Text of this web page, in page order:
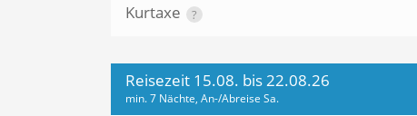
Kurtaxe ?
Reisezeit 15.08. bis 22.08.26
min. 7 Nächte, An-/Abreise Sa.